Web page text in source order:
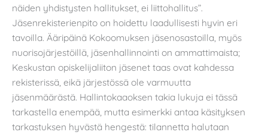
näiden yhdistysten hallitukset, ei liittohallitus”.
Jäsenrekisterienpito on hoidettu laadullisesti hyvin eri
tavoilla. Ääripäinä Kokoomuksen jäsenosastoilla, myös
nuorisojärjestöillä, jäsenhallinnointi on ammattimaista;
Keskustan opiskelijaliiton jäsenet taas ovat kahdessa
rekisterissä, eikä järjestössä ole varmuutta
jäsenmäärästä. Hallintokaaoksen takia lukuja ei tässä
tarkastella enempää, mutta esimerkki antaa käsityksen
tarkastuksen hyvästä hengestä: tilannetta halutaan